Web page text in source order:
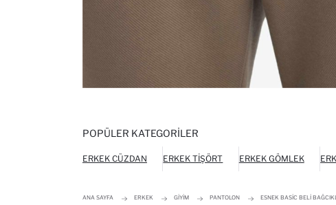
POPÜLER KATEGORILER
ERKEK CÜZDAN ERKEK TIŞÖRT ERKEK GÖMLEK
ANA SAYFA ERKEK GIYIM PANTOLON ESNEK BASIC BELI